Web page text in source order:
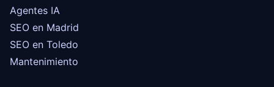
Agentes IA
SEO en Madrid
SEO en Toledo
Mantenimiento